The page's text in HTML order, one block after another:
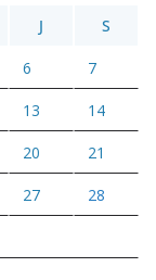
J S
6 7
13 14
20 21
27 28